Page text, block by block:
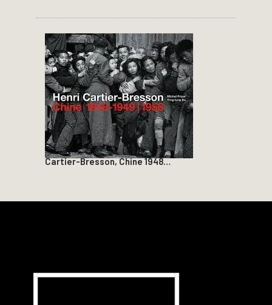
Cartier-Bresson, Chine 1948…